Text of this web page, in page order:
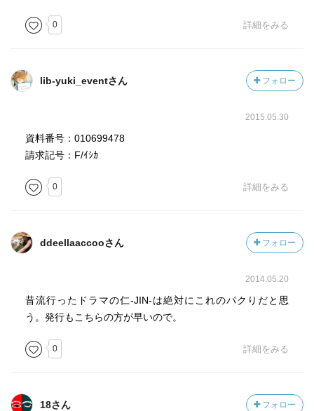
演じる役者の体つきにさほど差がないからかもしれませ
ん。
評価すべき点で、巻末に掲示された参考資料の多さにびっ
くりしました。
ただ、引用がこなれておらず、説明的記述が物語の展開を
中断させて、スピードを鈍くしてしまっているようなとこ
とにかく世の男性の希望と夢をぎゅっと詰めて具現化した
0 詳細をみる
lib-yuki_eventさん フォロー
2015.05.30
資料番号：010699478
請求記号：F/ｲｼｶ
0 詳細をみる
ddeellaaccooさん フォロー
2014.05.20
昔流行ったドラマの仁-JIN-は絶対にこれのパクりだと思
う。発行もこちらの方が早いので。
0 詳細をみる
18さん フォロー